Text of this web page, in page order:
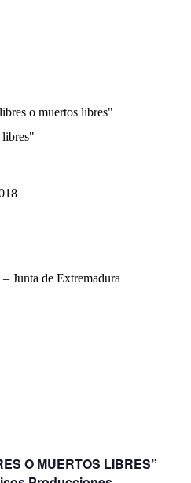
o muertos libres"
libres"
Junta de Extremadura
O MUERTOS LIBRES”